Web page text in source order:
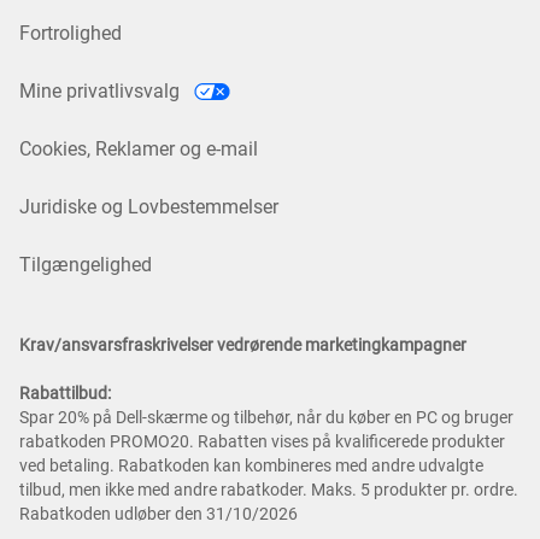
Fortrolighed
Mine privatlivsvalg
Cookies, Reklamer og e-mail
Juridiske og Lovbestemmelser
Tilgængelighed
Krav/ansvarsfraskrivelser vedrørende marketingkampagner
Rabattilbud:
Spar 20% på Dell-skærme og tilbehør, når du køber en PC og bruger
rabatkoden PROMO20. Rabatten vises på kvalificerede produkter
ved betaling. Rabatkoden kan kombineres med andre udvalgte
tilbud, men ikke med andre rabatkoder. Maks. 5 produkter pr. ordre.
Rabatkoden udløber den 31/10/2026